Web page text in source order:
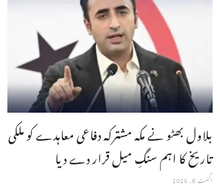
بلاول بھٹو نے مکہ مشترکہ دفاعی معاہدے کو ملکی
تاریخ کا اہم سنگِ میل قرار دے دیا
اگست 8, 2026